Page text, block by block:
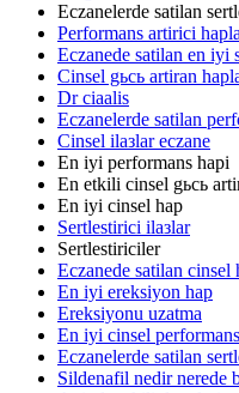
Eczanelerde satilan
Performans artirici
Eczanede satilan en iyi
Cinsel gьcь artiran
Dr ciaalis
Eczanelerde satilan
Cinsel ilaзlar eczane
En iyi performans hapi
En etkili cinsel gьcь
En iyi cinsel hap
Sertlestirici ilaзlar
Sertlestiriciler
Eczanede satilan cinsel
En iyi ereksiyon hap
Ereksiyonu uzatma
En iyi cinsel
Eczanelerde satilan
Sildenafil nedir nerede